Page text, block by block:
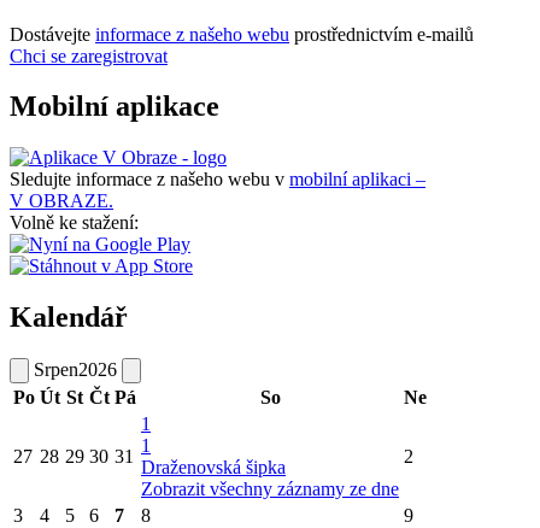
Dostávejte informace z našeho webu prostřednictvím e-mailů
Chci se zaregistrovat
Mobilní aplikace
Sledujte informace z našeho webu v mobilní aplikaci –
V OBRAZE.
Volně ke stažení:
Kalendář
Srpen2026
Po Út St Čt Pá So Ne
27 28 29 30 31
1
1
Draženovská šipka
Zobrazit všechny záznamy ze dne
2
3 4 5 6 7 8
9